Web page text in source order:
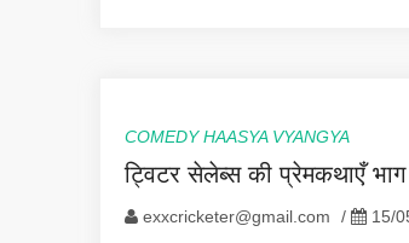
COMEDY HAASYA VYANGYA
ट्विटर सेलेब्स की प्रेमकथाएँ
exxcricketer@gmail.com / 15/